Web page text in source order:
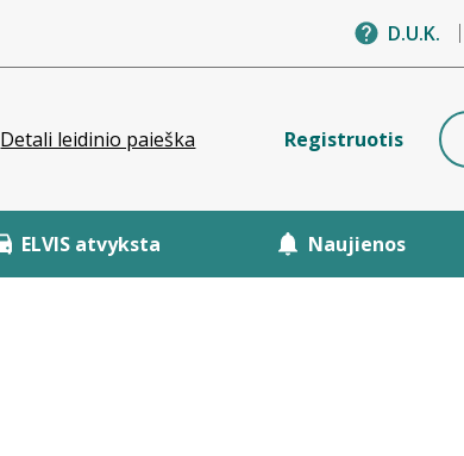
D.U.K.
Detali leidinio paieška Registruotis
ELVIS atvyksta Naujienos